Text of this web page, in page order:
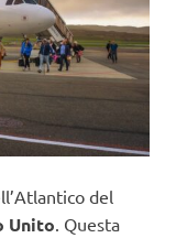
del
Unito. Questa